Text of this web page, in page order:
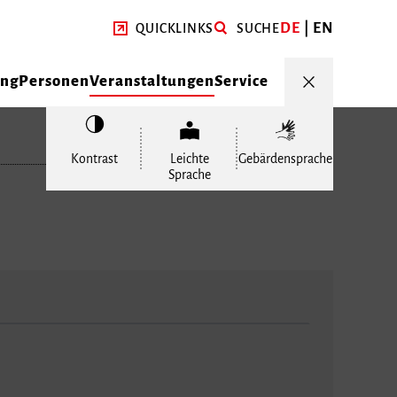
QUICKLINKS SUCHEDE EN
PersonenVeranstaltungenService
Kontrast
Leichte
Sprache
Gebärdensprache